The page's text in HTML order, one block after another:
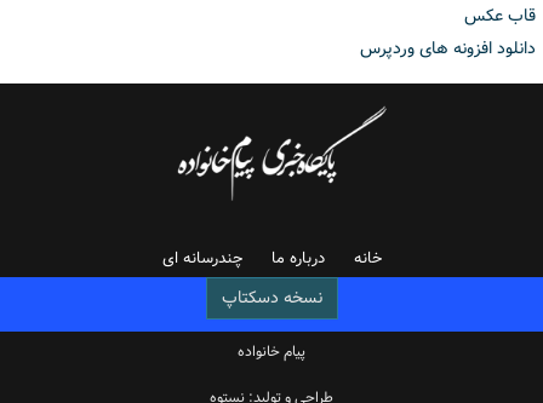
قاب عکس
دانلود افزونه های وردپرس
خانه درباره ما چندرسانه ای
نسخه دسکتاپ
پیام خانواده
طراحی و تولید: نستوه